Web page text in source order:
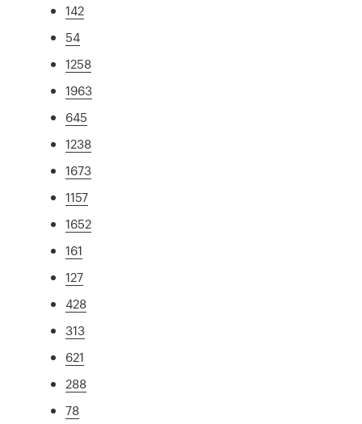
142
54
1258
1963
645
1238
1673
1157
1652
161
127
428
313
621
288
78